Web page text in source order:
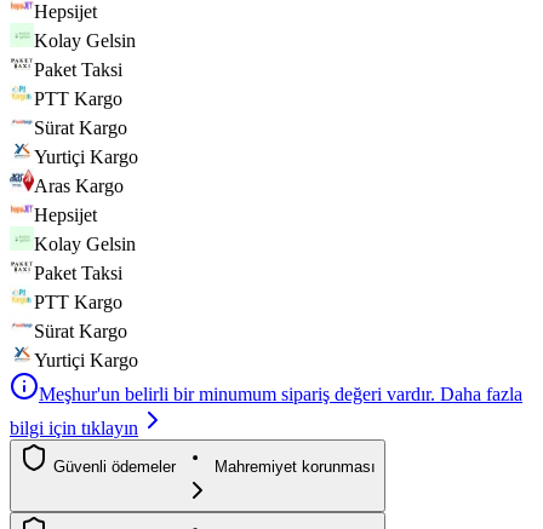
Hepsijet
Kolay Gelsin
Paket Taksi
PTT Kargo
Sürat Kargo
Yurtiçi Kargo
Aras Kargo
Hepsijet
Kolay Gelsin
Paket Taksi
PTT Kargo
Sürat Kargo
Yurtiçi Kargo
Meşhur'un belirli bir minumum sipariş değeri vardır. Daha fazla
bilgi için tıklayın
Güvenli ödemeler Mahremiyet korunması